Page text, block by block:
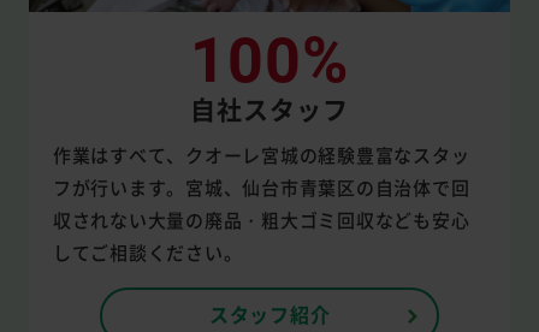
100%
自社スタッフ
作業はすべて、クオーレ宮城の経験豊富なスタッ
フが行います。宮城、仙台市青葉区の自治体で回
収されない大量の廃品・粗大ゴミ回収なども安心
してご相談ください。
スタッフ紹介